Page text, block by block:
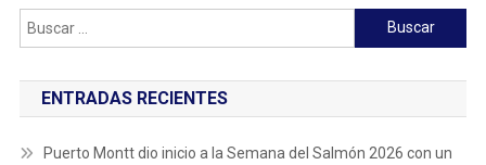
Buscar:
ENTRADAS RECIENTES
Puerto Montt dio inicio a la Semana del Salmón 2026 con un